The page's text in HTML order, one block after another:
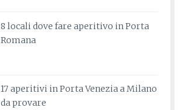
8 locali dove fare aperitivo in Porta
Romana
17 aperitivi in Porta Venezia a Milano
da provare